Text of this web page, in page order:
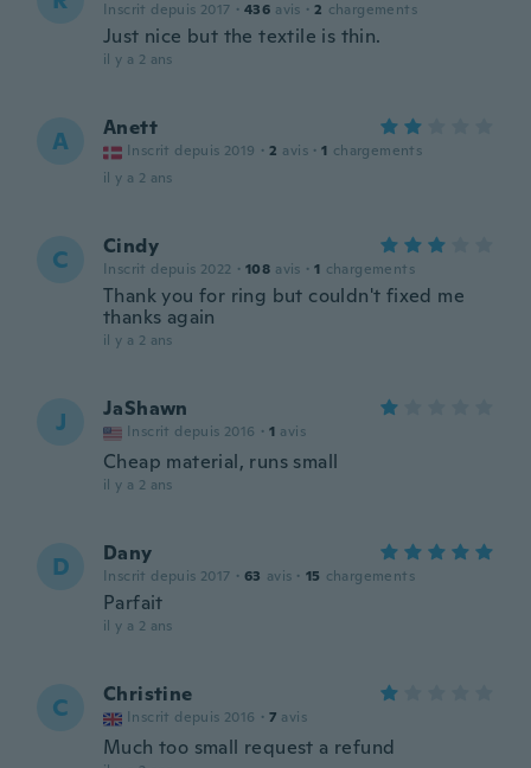
Inscrit depuis 2017 · 436 avis · 2 chargements
Just nice but the textile is thin.
il y a 2 ans
A Anett
Inscrit depuis 2019 · 2 avis · 1 chargements
il y a 2 ans
C Cindy
Inscrit depuis 2022 · 108 avis · 1 chargements
Thank you for ring but couldn't fixed me
thanks again
il y a 2 ans
J JaShawn
Inscrit depuis 2016 · 1 avis
Cheap material, runs small
il y a 2 ans
D Dany
Inscrit depuis 2017 · 63 avis · 15 chargements
Parfait
il y a 2 ans
C Christine
Inscrit depuis 2016 · 7 avis
Much too small request a refund